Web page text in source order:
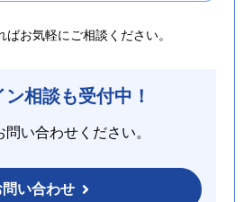
お気軽にご相談ください。
相談も受付中！
問い合わせください。
問い合わせ